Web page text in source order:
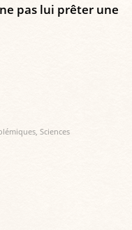
pas lui prêter une
, Sciences